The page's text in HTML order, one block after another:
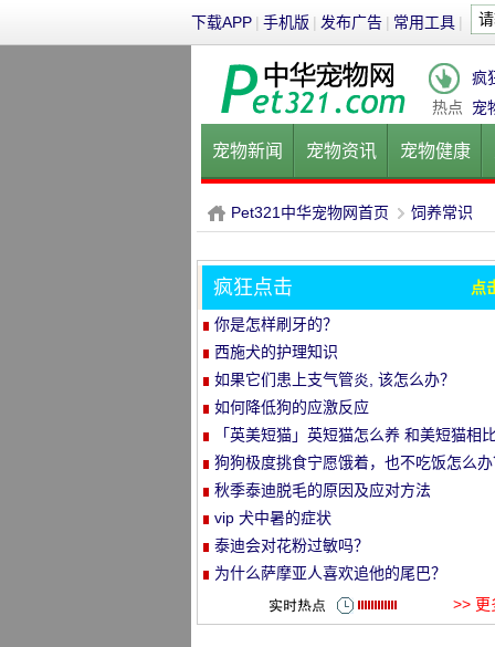
下载APP | 手机版 | 发布广告 | 常用工具 |
热点
疯
宠
宠物新闻 宠物资讯 宠物健康
健康饮食 宠物美容 宠物医院
P
et
Pet321中华宠物网首页
›
饲养常识
疯狂点击 点
你是怎样刷牙的？
西施犬的护理知识
如果它们患上支气管炎, 该怎么办？
如何降低狗的应激反应
「英美短猫」英短猫怎么养 和美短猫相
养哪种比较好呢
狗狗极度挑食宁愿饿着，也不吃饭怎么
教你五招轻松解决！
秋季泰迪脱毛的原因及应对方法
vip 犬中暑的症状
泰迪会对花粉过敏吗？
为什么萨摩亚人喜欢追他的尾巴？
>> 更